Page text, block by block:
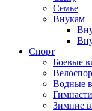
Семье
Внукам
Спорт
Боевые
Водные
Зимние